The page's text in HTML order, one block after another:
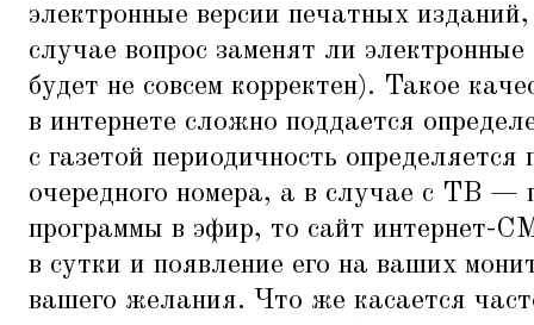
электронные версии печатных
случае вопрос заменят ли
будет не совсем корректен). Такое
в интернете сложно поддается
с газетой периодичность
очередного номера, а в случае с ТВ —
программы в эфир, то сайт интернет-
в сутки и появление его на ваших
вашего желания. Что же касается